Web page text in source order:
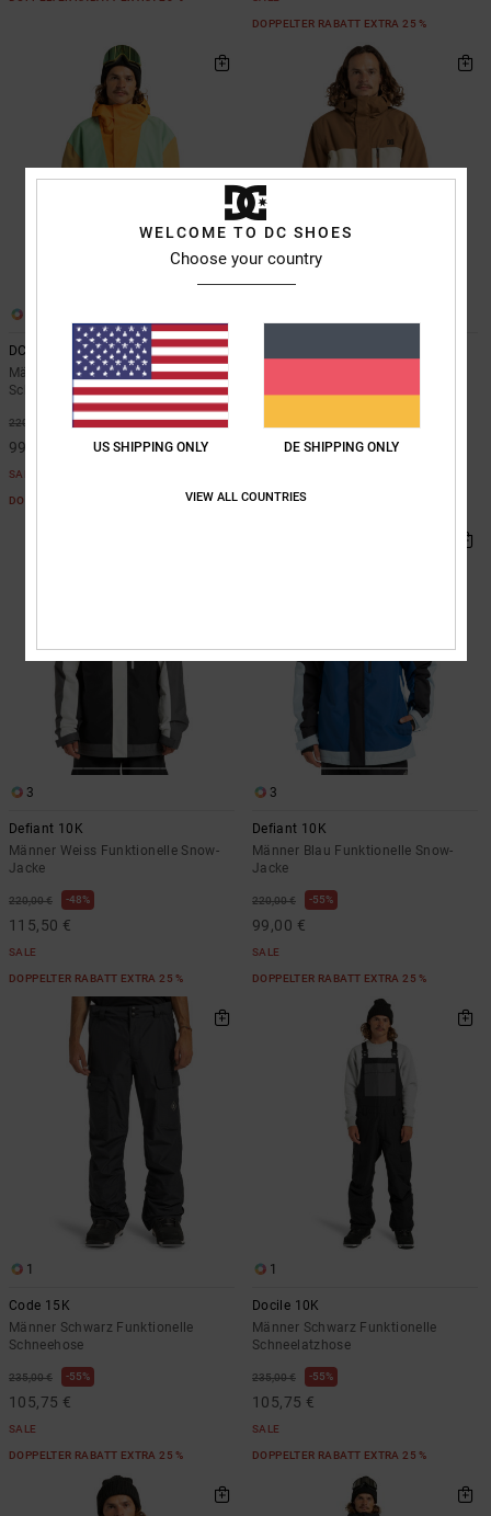
DOPPELTER RABATT EXTRA 25 %
DC-43 10K
Männer Orange Technischer
Schneeanorak
220,00 € 55%
99,00 €
SALE
DOPPELTER RABATT EXTRA 25 %
99,00 €
DOPPELTER RABATT EXTRA 25 %
3
Defiant 10K
Männer Weiss Funktionelle Snow-
Jacke
220,00 € 48%
115,50 €
SALE
DOPPELTER RABATT EXTRA 25 %
3
Defiant 10K
Männer Blau Funktionelle Snow-
Jacke
220,00 € 55%
99,00 €
SALE
DOPPELTER RABATT EXTRA 25 %
1
Code 15K
Männer Schwarz Funktionelle
Schneehose
235,00 € 55%
105,75 €
SALE
DOPPELTER RABATT EXTRA 25 %
1
Docile 10K
Männer Schwarz Funktionelle
Schneelatzhose
235,00 € 55%
105,75 €
SALE
DOPPELTER RABATT EXTRA 25 %
WELCOME TO DC SHOES
Choose your country
US SHIPPING ONLY DE SHIPPING ONLY
VIEW ALL COUNTRIES